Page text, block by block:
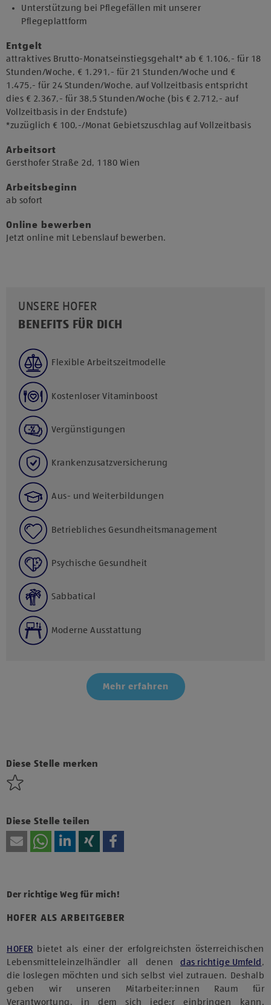
Unterstützung bei Pflegefällen mit unserer
Pflegeplattform
Entgelt
attraktives Brutto-Monatseinstiegsgehalt* ab € 1.106,- für 18
Stunden/Woche, € 1.291,- für 21 Stunden/Woche und €
1.475,- für 24 Stunden/Woche, auf Vollzeitbasis entspricht
dies € 2.367,- für 38,5 Stunden/Woche (bis € 2.712,- auf
Vollzeitbasis in der Endstufe)
*zuzüglich € 100,-/Monat Gebietszuschlag auf Vollzeitbasis
Arbeitsort
​Gersthofer Straße 2d, 1180 Wien​
Arbeitsbeginn
​ab sofort​
Online bewerben
Jetzt online mit Lebenslauf bewerben.
UNSERE HOFER
BENEFITS FÜR DICH
Flexible Arbeitszeitmodelle
Kostenloser Vitaminboost
Vergünstigungen
Krankenzusatzversicherung
Aus- und Weiterbildungen
Betriebliches Gesundheitsmanagement
Psychische Gesundheit
Sabbatical
Moderne Ausstattung
Mehr erfahren
Diese Stelle merken
Diese Stelle teilen
HOFER ALS ARBEITGEBER
Der richtige Weg für mich!
HOFER bietet als einer der erfolgreichsten österreichischen
Lebensmitteleinzelhändler all denen das richtige Umfeld ,
die loslegen möchten und sich selbst viel zutrauen. Deshalb
geben wir unseren Mitarbeiter:innen Raum für
Verantwortung, in dem sich jede:r einbringen kann.